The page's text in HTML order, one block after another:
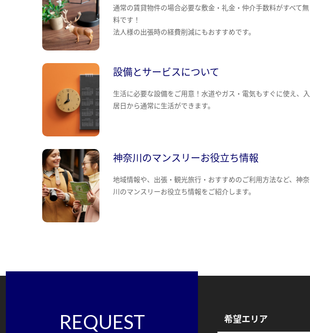
通常の賃貸物件の場合必要な敷金・礼金・仲介手数料がすべて無
料です！
法人様の出張時の経費削減にもおすすめです。
設備とサービスについて
生活に必要な設備をご用意！水道やガス・電気もすぐに使え、入
居日から通常に生活ができます。
神奈川のマンスリーお役立ち情報
地域情報や、出張・観光旅行・おすすめのご利用方法など、神奈
川のマンスリーお役立ち情報をご紹介します。
REQUEST 希望エリア